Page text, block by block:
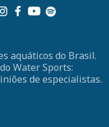
aquáticos do Brasil.
Water Sports:
de especialistas.